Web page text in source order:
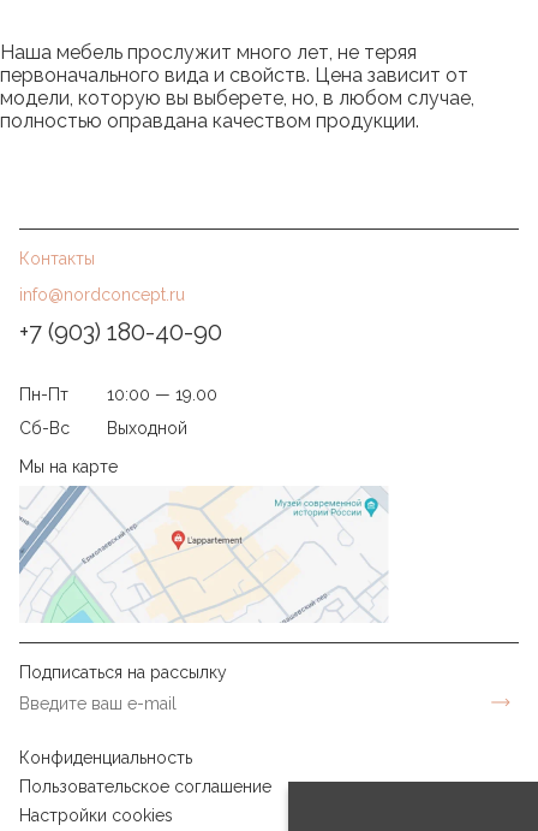
Наша мебель прослужит много лет, не теряя
первоначального вида и свойств. Цена зависит от
модели, которую вы выберете, но, в любом случае,
полностью оправдана качеством продукции.
Контакты
info@nordconcept.ru
+7 (903) 180-40-90
Пн-Пт
10:00 — 19.00
Сб-Вс
Выходной
Мы на карте
Подписаться на рассылку
Конфиденциальность
Пользовательское соглашение
Настройки cookies